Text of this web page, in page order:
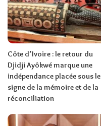
Côte d’Ivoire : le retour du
Djidji Ayôkwé marque une
indépendance placée sous le
signe de la mémoire et de la
réconciliation